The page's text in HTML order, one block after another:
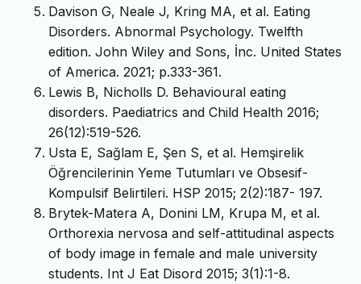
Davison G, Neale J, Kring MA, et al. Eating
Disorders. Abnormal Psychology. Twelfth
edition. John Wiley and Sons, İnc. United States
of America. 2021; p.333-361.
Lewis B, Nicholls D. Behavioural eating
disorders. Paediatrics and Child Health 2016;
26(12):519-526.
Usta E, Sağlam E, Şen S, et al. Hemşirelik
Öğrencilerinin Yeme Tutumları ve Obsesif-
Kompulsif Belirtileri. HSP 2015; 2(2):187- 197.
Brytek-Matera A, Donini LM, Krupa M, et al.
Orthorexia nervosa and self-attitudinal aspects
of body image in female and male university
students. Int J Eat Disord 2015; 3(1):1-8.